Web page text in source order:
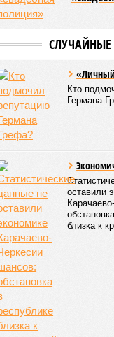
СЛУЧАЙНЫЕ
Кто
Германа
оставили
близка к